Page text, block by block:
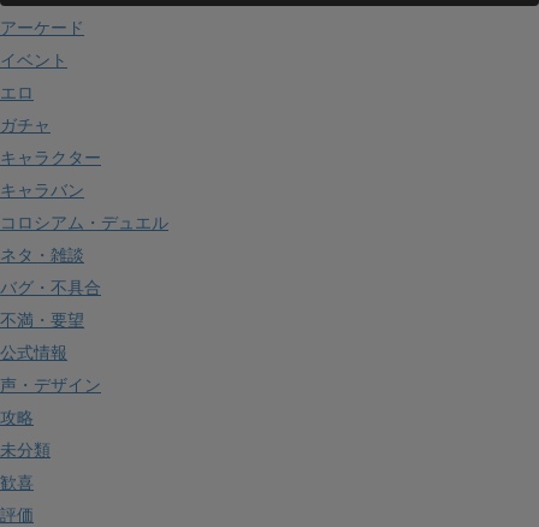
アーケード
イベント
エロ
ガチャ
キャラクター
キャラバン
コロシアム・デュエル
ネタ・雑談
バグ・不具合
不満・要望
公式情報
声・デザイン
攻略
未分類
歓喜
評価